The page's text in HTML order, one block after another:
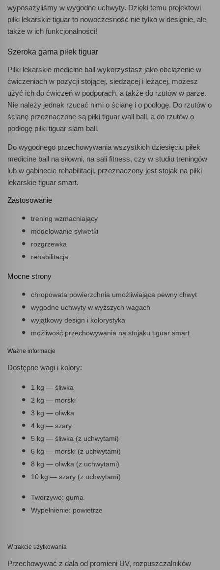
wyposażyliśmy w wygodne uchwyty. Dzięki temu projektowi
piłki lekarskie tiguar to nowoczesność nie tylko w designie, ale
także w ich funkcjonalności!
Szeroka gama piłek tiguar
Piłki lekarskie medicine ball wykorzystasz jako obciążenie w
ćwiczeniach w pozycji stojącej, siedzącej i leżącej, możesz
użyć ich do ćwiczeń w podporach, a także do rzutów w parze.
Nie należy jednak rzucać nimi o ścianę i o podłogę. Do rzutów o
ścianę przeznaczone są piłki tiguar wall ball, a do rzutów o
podłogę piłki tiguar slam ball.
Do wygodnego przechowywania wszystkich dziesięciu piłek
medicine ball na siłowni, na sali fitness, czy w studiu treningów
lub w gabinecie rehabilitacji, przeznaczony jest stojak na piłki
lekarskie tiguar smart.
Zastosowanie
trening wzmacniający
modelowanie sylwetki
rozgrzewka
rehabilitacja
Mocne strony
chropowata powierzchnia umożliwiająca pewny chwyt
wygodne uchwyty w wyższych wagach
wyjątkowy design i kolorystyka
możliwość przechowywania na stojaku tiguar smart
Ważne informacje
Dostępne wagi i kolory:
1 kg — śliwka
2 kg — morski
3 kg — oliwka
4 kg — szary
5 kg — śliwka (z uchwytami)
6 kg — morski (z uchwytami)
8 kg — oliwka (z uchwytami)
10 kg — szary (z uchwytami)
Tworzywo: guma
Wypełnienie: powietrze
W trakcie użytkowania
Przechowywać z dala od promieni UV, rozpuszczalników